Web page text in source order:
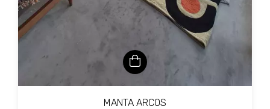
MANTA ARCOS